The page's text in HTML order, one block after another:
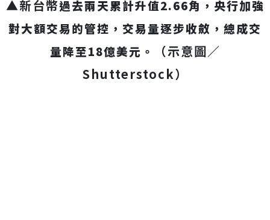
▲新台幣過去兩天累計升值2.66角，央行加強
對大額交易的管控，交易量逐步收斂，總成交
量降至18億美元。
（示意圖／
Shutterstock）